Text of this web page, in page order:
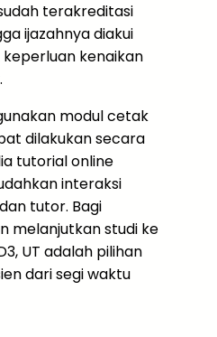
terakreditasi
ijazahnya diakui
kenaikan
modul cetak
dilakukan secara
tutorial online
interaksi
tutor. Bagi
melanjutkan studi ke
UT adalah pilihan
dari segi waktu